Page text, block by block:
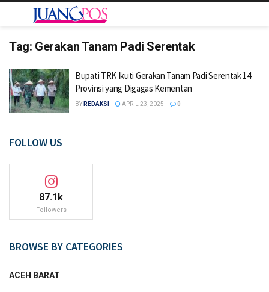
Tag: Gerakan Tanam Padi Serentak
Bupati TRK Ikuti Gerakan Tanam Padi Serentak 14
Provinsi yang Digagas Kementan
BY REDAKSI APRIL 23, 2025 0
FOLLOW US
87.1k
Followers
BROWSE BY CATEGORIES
ACEH BARAT